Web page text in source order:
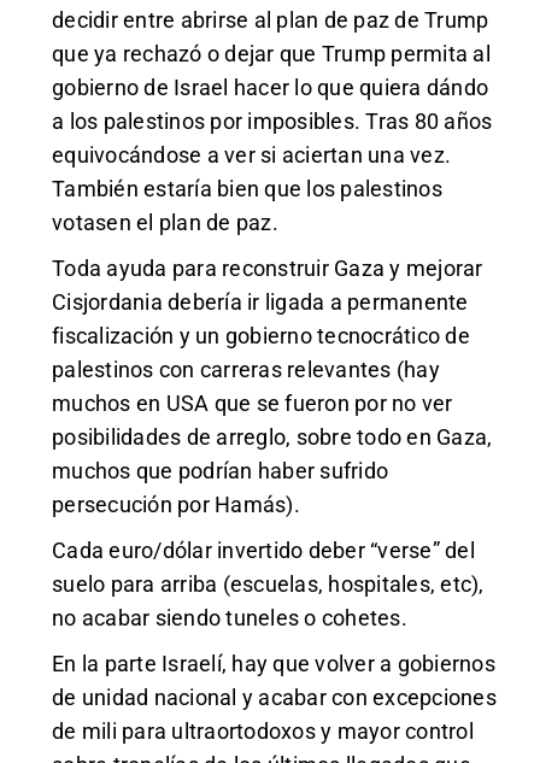
decidir entre abrirse al plan de paz de Trump
que ya rechazó o dejar que Trump permita al
gobierno de Israel hacer lo que quiera dándo
a los palestinos por imposibles. Tras 80 años
equivocándose a ver si aciertan una vez.
También estaría bien que los palestinos
votasen el plan de paz.
Toda ayuda para reconstruir Gaza y mejorar
Cisjordania debería ir ligada a permanente
fiscalización y un gobierno tecnocrático de
palestinos con carreras relevantes (hay
muchos en USA que se fueron por no ver
posibilidades de arreglo, sobre todo en Gaza,
muchos que podrían haber sufrido
persecución por Hamás).
Cada euro/dólar invertido deber “verse” del
suelo para arriba (escuelas, hospitales, etc),
no acabar siendo tuneles o cohetes.
En la parte Israelí, hay que volver a gobiernos
de unidad nacional y acabar con excepciones
de mili para ultraortodoxos y mayor control